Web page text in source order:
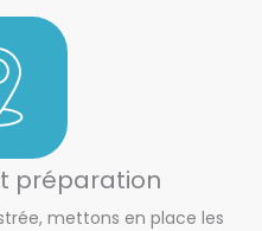
préparation
mettons en place les